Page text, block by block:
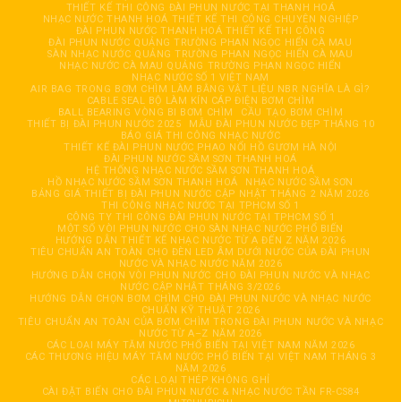
THIẾT KẾ THI CÔNG ĐÀI PHUN NƯỚC TẠI THANH HOÁ
NHẠC NƯỚC THANH HOÁ THIẾT KẾ THI CÔNG CHUYÊN NGHIỆP
ĐÀI PHUN NƯỚC THANH HOÁ THIẾT KẾ THI CÔNG
ĐÀI PHUN NƯỚC QUẢNG TRƯỜNG PHAN NGỌC HIỂN CÀ MAU
SÀN NHẠC NƯỚC QUẢNG TRƯỜNG PHAN NGỌC HIỂN CÀ MAU
NHẠC NƯỚC CÀ MAU QUẢNG TRƯỜNG PHAN NGỌC HIỂN
NHẠC NƯỚC SỐ 1 VIỆT NAM
AIR BAG TRONG BƠM CHÌM LÀM BẰNG VẬT LIỆU NBR NGHĨA LÀ GÌ?
CABLE SEAL BỘ LÀM KÍN CÁP ĐIỆN BƠM CHÌM
BALL BEARING VÒNG BI BƠM CHÌM
CẦU TẠO BƠM CHÌM
THIẾT BỊ ĐÀI PHUN NƯỚC 2025
MẪU ĐÀI PHUN NƯỚC ĐẸP THÁNG 10
BÁO GIÁ THI CÔNG NHẠC NƯỚC
THIẾT KẾ ĐÀI PHUN NƯỚC PHAO NỔI HỒ GƯƠM HÀ NỘI
ĐÀI PHUN NƯỚC SẦM SƠN THANH HOÁ
HỆ THỐNG NHẠC NƯỚC SẦM SƠN THANH HOÁ
HỒ NHẠC NƯỚC SẦM SƠN THANH HOÁ
NHẠC NƯỚC SẦM SƠN
BẢNG GIÁ THIẾT BỊ ĐÀI PHUN NƯỚC CẬP NHẬT THÁNG 2 NĂM 2026
THI CÔNG NHẠC NƯỚC TẠI TPHCM SỐ 1
CÔNG TY THI CÔNG ĐÀI PHUN NƯỚC TẠI TPHCM SỐ 1
MỘT SỐ VÒI PHUN NƯỚC CHO SÀN NHẠC NƯỚC PHỔ BIẾN
HƯỚNG DẪN THIẾT KẾ NHẠC NƯỚC TỪ A ĐẾN Z NĂM 2026
TIÊU CHUẨN AN TOÀN CHO ĐÈN LED ÂM DƯỚI NƯỚC CỦA ĐÀI PHUN
NƯỚC VÀ NHẠC NƯỚC NĂM 2026
HƯỚNG DẪN CHỌN VÒI PHUN NƯỚC CHO ĐÀI PHUN NƯỚC VÀ NHẠC
NƯỚC CẬP NHẬT THÁNG 3/2026
HƯỚNG DẪN CHỌN BƠM CHÌM CHO ĐÀI PHUN NƯỚC VÀ NHẠC NƯỚC
CHUẨN KỸ THUẬT 2026
TIÊU CHUẨN AN TOÀN CỦA BƠM CHÌM TRONG ĐÀI PHUN NƯỚC VÀ NHẠC
NƯỚC TỪ A–Z NĂM 2026
CÁC LOẠI MÁY TĂM NƯỚC PHỔ BIẾN TẠI VIỆT NAM NĂM 2026
CÁC THƯƠNG HIỆU MÁY TĂM NƯỚC PHỔ BIẾN TẠI VIỆT NAM THÁNG 3
NĂM 2026
CÁC LOẠI THÉP KHÔNG GHỈ
CÀI ĐẶT BIẾN CHO ĐÀI PHUN NƯỚC & NHẠC NƯỚC TẦN FR-CS84